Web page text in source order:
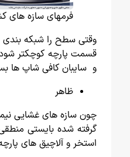
فرمهای سازه های
وقتی سطح را شبکه بندی
قسمت پارچه کوچکتر شود
و سایبان کافی شاپ ها
ظاهر
چون سازه های غشایی
گرفته شده بایستی
استخر و آلاچیق های